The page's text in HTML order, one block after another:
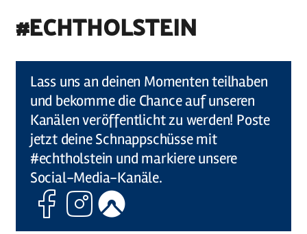
#ECHTHOLSTEIN
Lass uns an deinen Momenten teilhaben
und bekomme die Chance auf unseren
Kanälen veröffentlicht zu werden! Poste
jetzt deine Schnappschüsse mit
#echtholstein und markiere unsere
Social-Media-Kanäle.
FacebookInstagram
Komoot